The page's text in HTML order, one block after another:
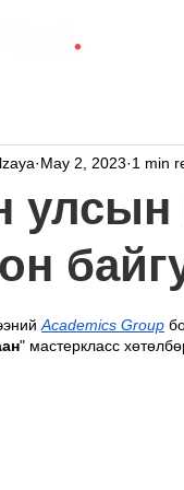
улсын
May 2, 2023 1 min
Academics Group
" мастеркласс